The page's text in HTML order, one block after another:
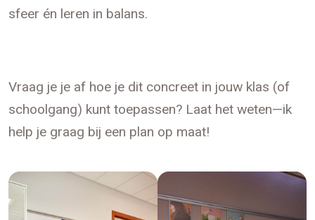
sfeer én leren in balans.
Vraag je je af hoe je dit concreet in jouw klas (of
schoolgang) kunt toepassen? Laat het weten—ik
help je graag bij een plan op maat!